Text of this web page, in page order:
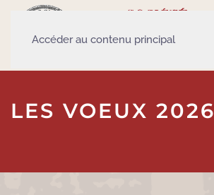
Accéder au contenu principal
LES VOEUX 2026